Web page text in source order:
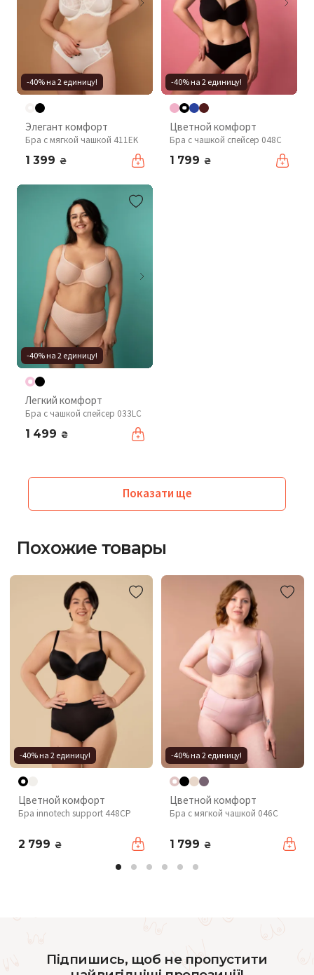
-40% на 2 единицу!
Элегант комфорт
Бра с мягкой чашкой 411EK
1 399 ₴
-40% на 2 единицу!
Цветной комфорт
Бра с чашкой спейсер 048С
1 799 ₴
-40% на 2 единицу!
Легкий комфорт
Бра с чашкой спейсер 033LC
1 499 ₴
Показати ще
Похожие товары
-40% на 2 единицу!
Цветной комфорт
Бра innotech support 448CP
2 799 ₴
-40% на 2 единицу!
Цветной комфорт
Бра с мягкой чашкой 046C
1 799 ₴
Підпишись, щоб не пропустити